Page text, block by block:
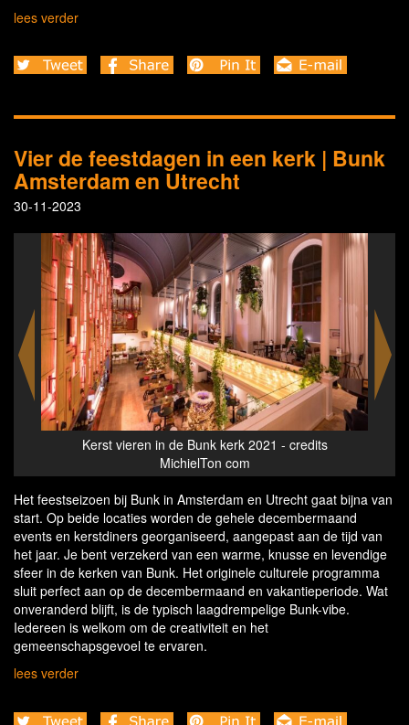
lees verder
Vier de feestdagen in een kerk | Bunk
Amsterdam en Utrecht
30-11-2023
Kerst vieren in de Bunk kerk 2021 - credits
MichielTon com
Het feestseizoen bij Bunk in Amsterdam en Utrecht gaat bijna van
start. Op beide locaties worden de gehele decembermaand
events en kerstdiners georganiseerd, aangepast aan de tijd van
het jaar. Je bent verzekerd van een warme, knusse en levendige
sfeer in de kerken van Bunk. Het originele culturele programma
sluit perfect aan op de decembermaand en vakantieperiode. Wat
onveranderd blijft, is de typisch laagdrempelige Bunk-vibe.
Iedereen is welkom om de creativiteit en het
gemeenschapsgevoel te ervaren.
lees verder